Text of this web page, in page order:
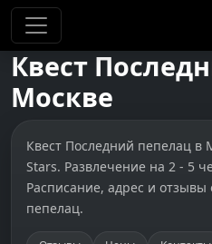
Квест
Москве
Квест Последний пепелац в
Stars. Развлечение на 2 - 5
Расписание, адрес и отзывы
пепелац.